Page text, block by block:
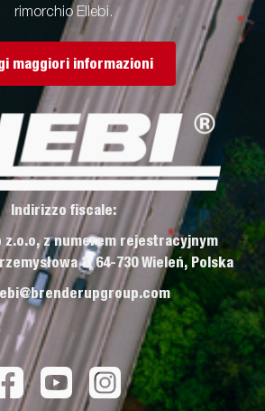
rimorchio Ellebi.
maggiori informazioni
Indirizzo fiscale:
z.o.o, z numerem rejestracyjnym
3, 64-730 Wieleń, Polska